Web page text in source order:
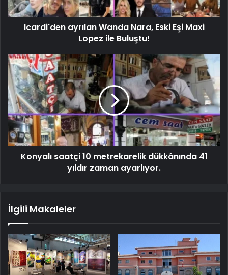
Icardi'den ayrılan Wanda Nara, Eski Eşi Maxi
Lopez ile Buluştu!
Konyalı saatçi 10 metrekarelik dükkânında 41
yıldır zaman ayarlıyor.
İlgili Makaleler